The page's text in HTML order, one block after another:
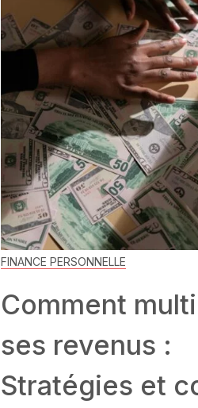
FINANCE PERSONNELLE
Comment
ses revenus :
Stratégies et